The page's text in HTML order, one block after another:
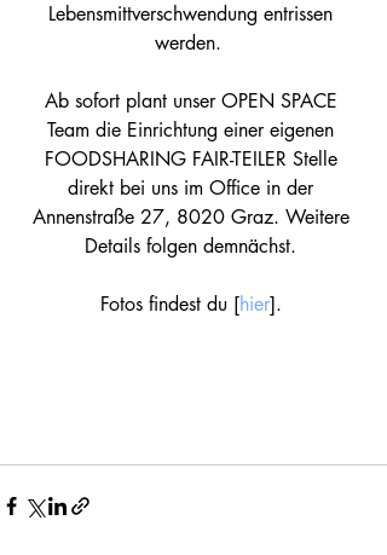
Lebensmittverschwendung entrissen
werden.
Ab sofort plant unser OPEN SPACE
Team die Einrichtung einer eigenen
FOODSHARING FAIR-TEILER Stelle
direkt bei uns im Office in der
Annenstraße 27, 8020 Graz. Weitere
Details folgen demnächst.
Fotos findest du [hier].